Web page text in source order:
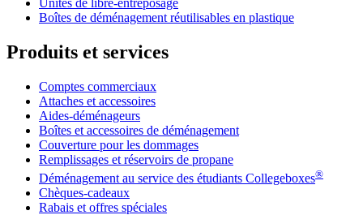
Unités de libre-entreposage
Boîtes de déménagement réutilisables en plastique
Produits et services
Comptes commerciaux
Attaches et accessoires
Aides-déménageurs
Boîtes et accessoires de déménagement
Couverture pour les dommages
Remplissages et réservoirs de propane
Déménagement au service des étudiants Collegeboxes®
Chèques-cadeaux
Rabais et offres spéciales